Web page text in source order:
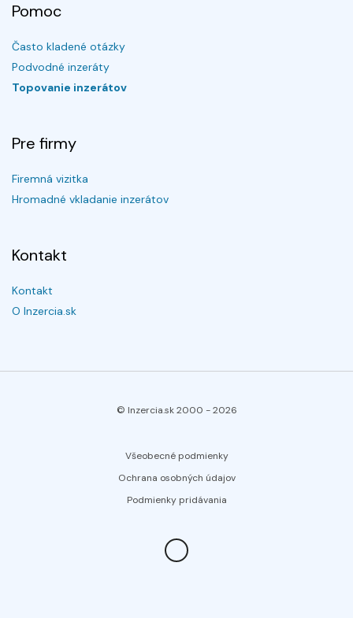
Pomoc
Často kladené otázky
Podvodné inzeráty
Topovanie inzerátov
Pre firmy
Firemná vizitka
Hromadné vkladanie inzerátov
Kontakt
Kontakt
O Inzercia.sk
© Inzercia.sk 2000 -2026
Všeobecné podmienky
Ochrana osobných údajov
Podmienky pridávania